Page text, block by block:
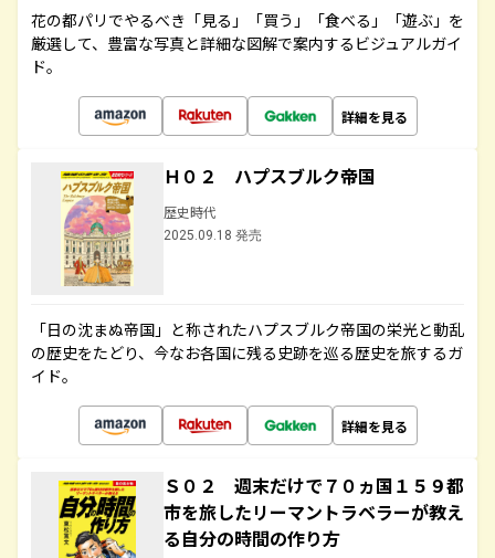
花の都パリでやるべき「見る」「買う」「食べる」「遊ぶ」を
厳選して、豊富な写真と詳細な図解で案内するビジュアルガイ
ド。
詳細を見る
Ｈ０２ ハプスブルク帝国
歴史時代
2025.09.18 発売
「日の沈まぬ帝国」と称されたハプスブルク帝国の栄光と動乱
の歴史をたどり、今なお各国に残る史跡を巡る歴史を旅するガ
イド。
詳細を見る
Ｓ０２ 週末だけで７０ヵ国１５９都
市を旅したリーマントラベラーが教え
る自分の時間の作り方